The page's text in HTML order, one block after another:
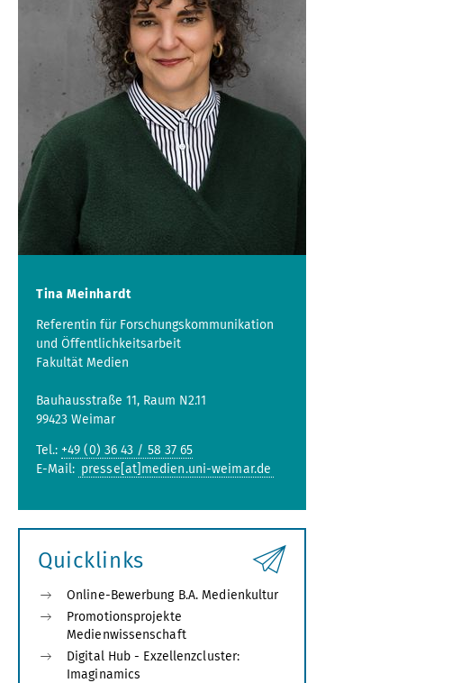
Tina Meinhardt
Referentin für Forschungskommunikation
und Öffentlichkeitsarbeit
Fakultät Medien
Bauhausstraße 11, Raum N2.11
99423 Weimar
Tel.: +49 (0) 36 43 / 58 37 65
E-Mail: presse[at]medien.uni-weimar.de
Quicklinks
Online-Bewerbung B.A. Medienkultur
Promotionsprojekte
Medienwissenschaft
Digital Hub - Exzellenzcluster:
Imaginamics